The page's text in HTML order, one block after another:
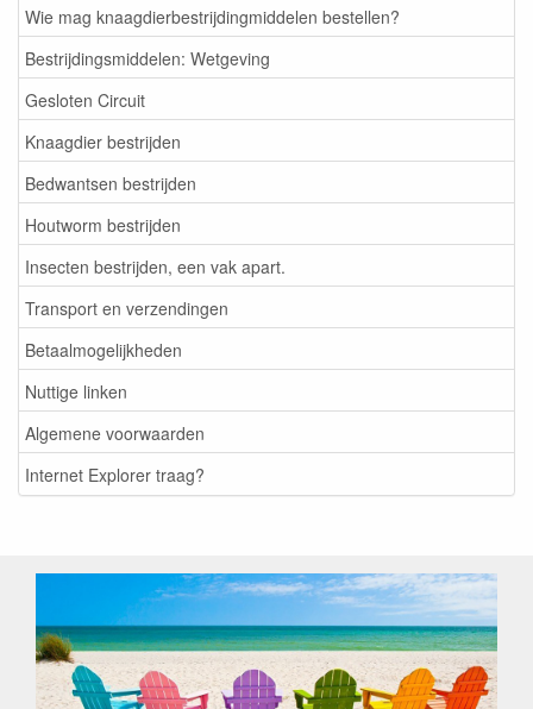
Wie mag knaagdierbestrijdingmiddelen bestellen?
Bestrijdingsmiddelen: Wetgeving
Gesloten Circuit
Knaagdier bestrijden
Bedwantsen bestrijden
Houtworm bestrijden
Insecten bestrijden, een vak apart.
Transport en verzendingen
Betaalmogelijkheden
Nuttige linken
Algemene voorwaarden
Internet Explorer traag?